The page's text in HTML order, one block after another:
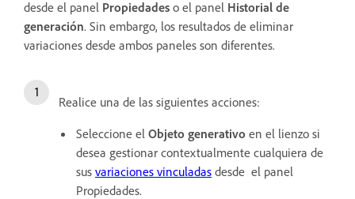
desde el panel Propiedades o el panel Historial de
generación. Sin embargo, los resultados de eliminar
variaciones desde ambos paneles son diferentes.
Realice una de las siguientes acciones:
Seleccione el Objeto generativo en el lienzo si
desea gestionar contextualmente cualquiera de
sus variaciones vinculadas desde el panel
Propiedades.